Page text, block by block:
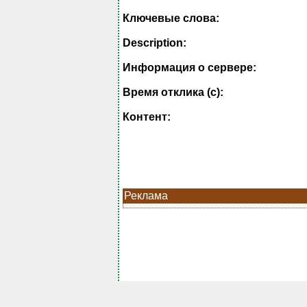
Ключевые слова:
Description:
Информация о сервере:
Время отклика (с):
Контент:
Реклама